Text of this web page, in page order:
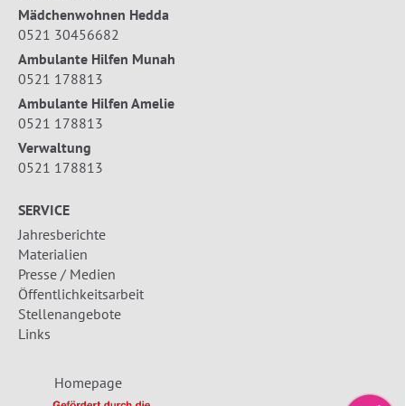
Mädchenwohnen Hedda
0521 30456682
Ambulante Hilfen Munah
0521 178813
Ambulante Hilfen Amelie
0521 178813
Verwaltung
0521 178813
SERVICE
Jahresberichte
Materialien
Presse / Medien
Öffentlichkeitsarbeit
Stellenangebote
Links
Homepage